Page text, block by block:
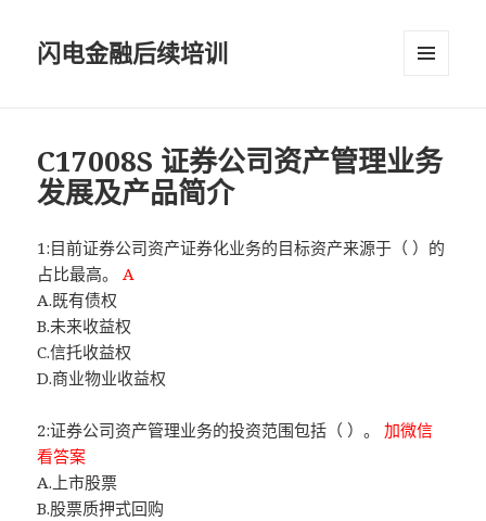
闪电金融后续培训
C17008S 证券公司资产管理业务
发展及产品简介
1:目前证券公司资产证券化业务的目标资产来源于（ ）的
占比最高。A
A.既有债权
B.未来收益权
C.信托收益权
D.商业物业收益权
2:证券公司资产管理业务的投资范围包括（ ）。加微信
看答案
A.上市股票
B.股票质押式回购